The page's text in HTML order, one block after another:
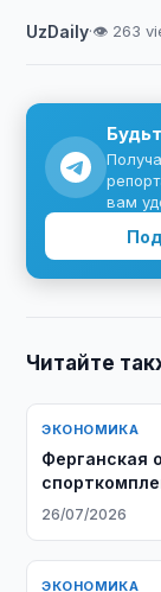
UzDaily·👁 263
вам
Читайте
ЭКОНОМИКА
Ферганская
26/07/2026
ЭКОНОМИКА